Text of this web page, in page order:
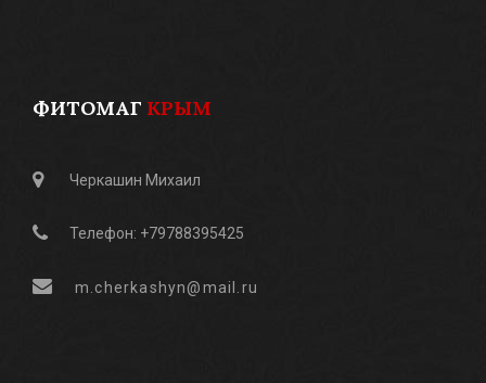
ФИТОМАГ КРЫМ
Черкашин Михаил
Телефон: +79788395425
m.cherkashyn@mail.ru